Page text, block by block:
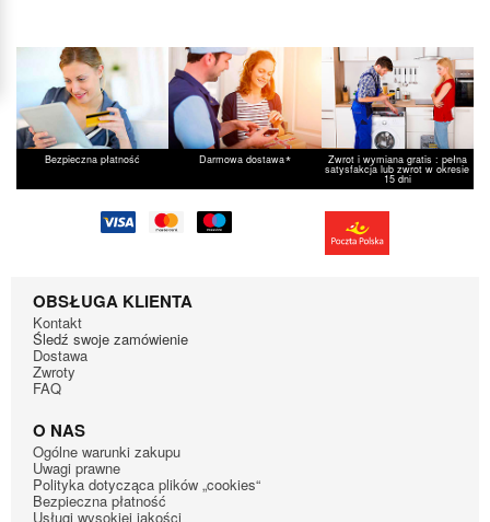
Bezpieczna płatność Darmowa dostawa* Zwrot i wymiana gratis : pełna
satysfakcja lub zwrot w okresie
15 dni
OBSŁUGA KLIENTA
Kontakt
Śledź swoje zamówienie
Dostawa
Zwroty
FAQ
O NAS
Ogólne warunki zakupu
Uwagi prawne
Polityka dotycząca plików „cookies“
Bezpieczna płatność
Usługi wysokiej jakości